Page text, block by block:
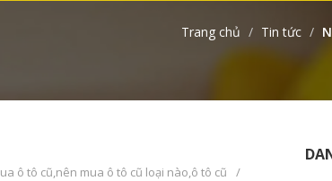
Trang chủ Tin tức
ô tô cũ nên mua ô tô cũ loại nào ô tô cũ
/